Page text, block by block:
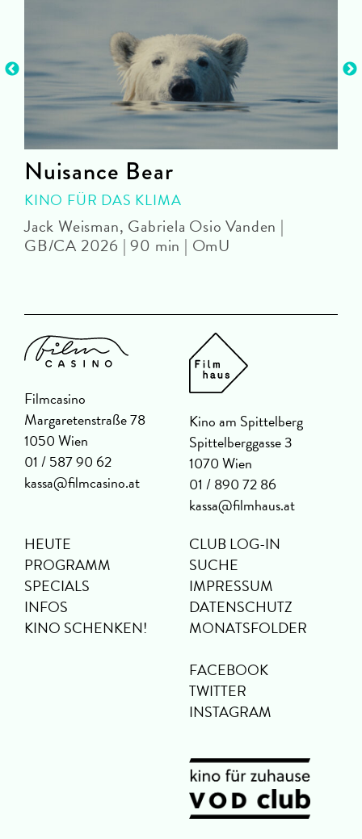
Nuisance Bear
KINO FÜR DAS KLIMA
Jack Weisman, Gabriela Osio Vanden |
GB/CA 2026 | 90 min | OmU
Filmcasino
Margaretenstraße 78
1050 Wien
01 / 587 90 62
kassa@filmcasino.at
Kino am Spittelberg
Spittelberggasse 3
1070 Wien
01 / 890 72 86
kassa@filmhaus.at
HEUTE
PROGRAMM
SPECIALS
INFOS
KINO SCHENKEN!
CLUB LOG-IN
SUCHE
IMPRESSUM
DATENSCHUTZ
MONATSFOLDER
FACEBOOK
TWITTER
INSTAGRAM